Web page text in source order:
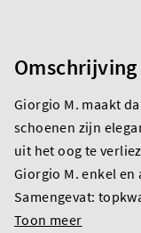
Omschrijving
Giorgio M. maakt
schoenen zijn
uit het oog te
Giorgio M. enkel
Samengevat:
Toon meer